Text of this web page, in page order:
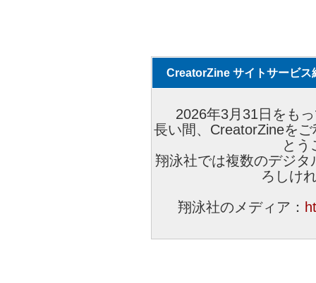
CreatorZine サイトサービス
2026年3月31日をも
長い間、CreatorZineを
とう
翔泳社では複数のデジ
ろしけ
翔泳社のメディア：